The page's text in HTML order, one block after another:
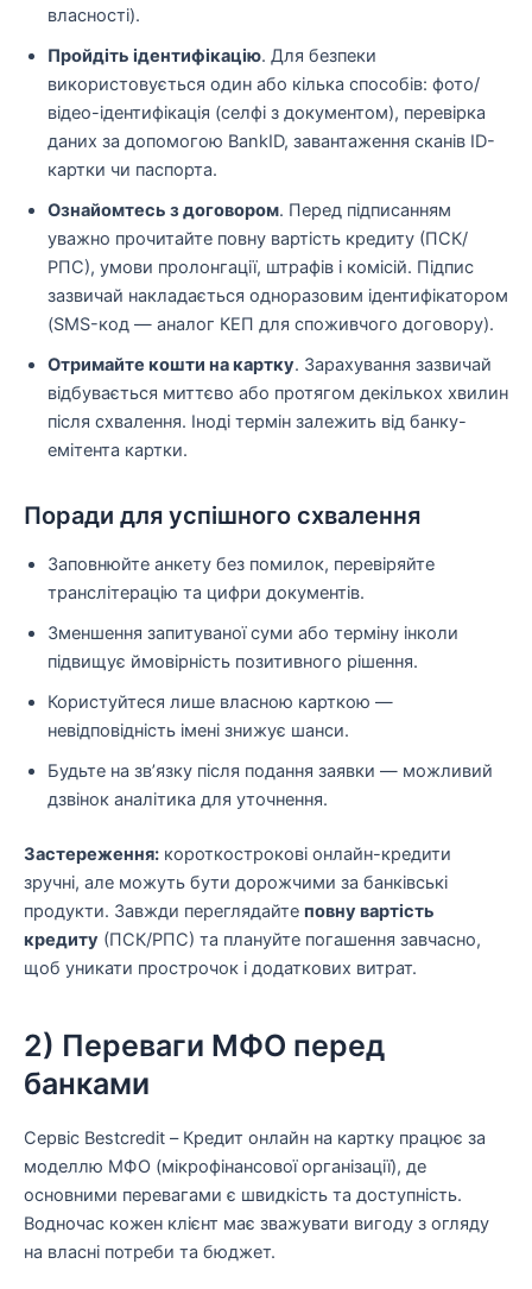
власності).
Пройдіть ідентифікацію. Для безпеки
використовується один або кілька способів: фото/
відео-ідентифікація (селфі з документом), перевірка
даних за допомогою BankID, завантаження сканів ID-
картки чи паспорта.
Ознайомтесь з договором. Перед підписанням
уважно прочитайте повну вартість кредиту (ПСК/
РПС), умови пролонгації, штрафів і комісій. Підпис
зазвичай накладається одноразовим ідентифікатором
(SMS-код — аналог КЕП для споживчого договору).
Отримайте кошти на картку. Зарахування зазвичай
відбувається миттєво або протягом декількох хвилин
після схвалення. Іноді термін залежить від банку-
емітента картки.
Поради для успішного схвалення
Заповнюйте анкету без помилок, перевіряйте
транслітерацію та цифри документів.
Зменшення запитуваної суми або терміну інколи
підвищує ймовірність позитивного рішення.
Користуйтеся лише власною карткою —
невідповідність імені знижує шанси.
Будьте на зв’язку після подання заявки — можливий
дзвінок аналітика для уточнення.
Застереження: короткострокові онлайн-кредити
зручні, але можуть бути дорожчими за банківські
продукти. Завжди переглядайте повну вартість
кредиту (ПСК/РПС) та плануйте погашення завчасно,
щоб уникати прострочок і додаткових витрат.
2) Переваги МФО перед
банками
Сервіс Bestcredit – Кредит онлайн на картку працює за
моделлю МФО (мікрофінансової організації), де
основними перевагами є швидкість та доступність.
Водночас кожен клієнт має зважувати вигоду з огляду
на власні потреби та бюджет.